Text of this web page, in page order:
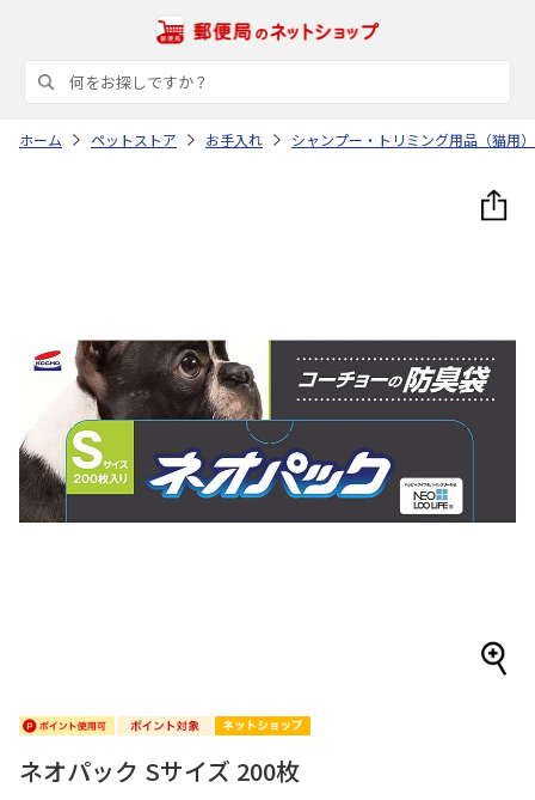
ホーム ペットストア お手入れ シャンプー・トリミング用品（猫用）
ネオパック Sサイズ 200枚